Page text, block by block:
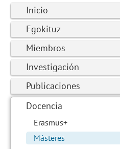
Inicio
Egokituz
Miembros
Investigación
Publicaciones
Docencia
Erasmus+
Másteres